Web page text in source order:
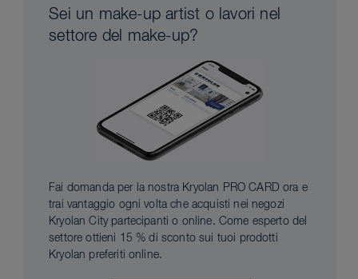
Sei un make-up artist o lavori nel
settore del make-up?
Fai domanda per la nostra Kryolan PRO CARD ora e
trai vantaggio ogni volta che acquisti nei negozi
Kryolan City partecipanti o online. Come esperto del
settore ottieni 15 % di sconto sui tuoi prodotti
Kryolan preferiti online.